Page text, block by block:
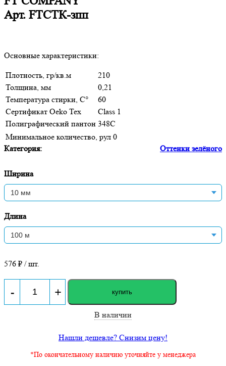
Арт. FTСТК-зпп
Основные характеристики:
Плотность, гр/кв.м
210
Толщина, мм
0,21
Температура стирки, С°
60
Сертификат Oeko Tex
Class 1
Полиграфический пантон 348C
Минимальное количество, рул 0
Категория:
Оттенки зелёного
Ширина
Длина
576 ₽ / шт.
- + купить
В наличии
Нашли дешевле? Снизим цену!
*По окончательному наличию уточняйте у менеджера